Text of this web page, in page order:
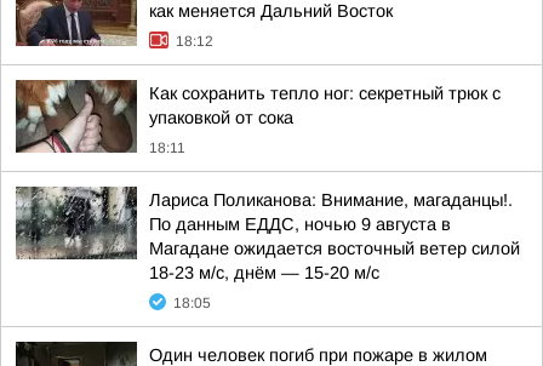
как меняется Дальний Восток
18:12
Как сохранить тепло ног: секретный трюк с
упаковкой от сока
18:11
Лариса Поликанова: Внимание, магаданцы!.
По данным ЕДДС, ночью 9 августа в
Магадане ожидается восточный ветер силой
18-23 м/с, днём — 15-20 м/с
18:05
Один человек погиб при пожаре в жилом